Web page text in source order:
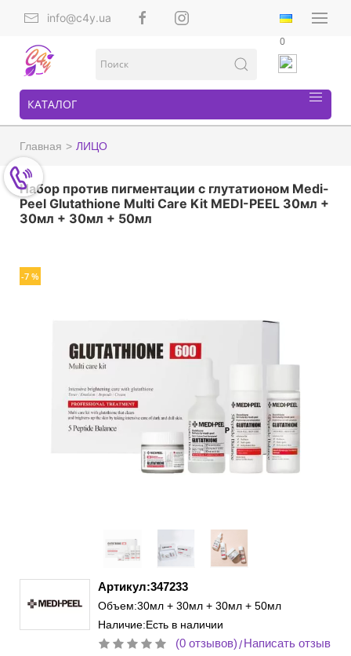
info@c4y.ua
0
КАТАЛОГ
Главная ЛИЦО
Набор против пигментации с глутатионом Medi-
Peel Glutathione Multi Care Kit MEDI-PEEL 30мл +
30мл + 30мл + 50мл
-7 %
Артикул:347233
Объем:30мл + 30мл + 30мл + 50мл
Наличие:Есть в наличии
(0 отзывов)/Написать отзыв